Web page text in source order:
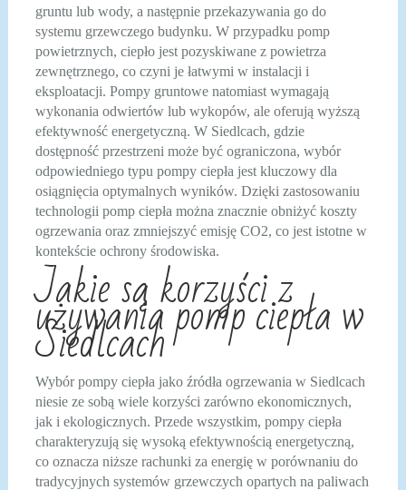
gruntu lub wody, a następnie przekazywania go do
systemu grzewczego budynku. W przypadku pomp
powietrznych, ciepło jest pozyskiwane z powietrza
zewnętrznego, co czyni je łatwymi w instalacji i
eksploatacji. Pompy gruntowe natomiast wymagają
wykonania odwiertów lub wykopów, ale oferują wyższą
efektywność energetyczną. W Siedlcach, gdzie
dostępność przestrzeni może być ograniczona, wybór
odpowiedniego typu pompy ciepła jest kluczowy dla
osiągnięcia optymalnych wyników. Dzięki zastosowaniu
technologii pomp ciepła można znacznie obniżyć koszty
ogrzewania oraz zmniejszyć emisję CO2, co jest istotne w
kontekście ochrony środowiska.
Jakie są korzyści z
używania pomp ciepła w
Siedlcach
Wybór pompy ciepła jako źródła ogrzewania w Siedlcach
niesie ze sobą wiele korzyści zarówno ekonomicznych,
jak i ekologicznych. Przede wszystkim, pompy ciepła
charakteryzują się wysoką efektywnością energetyczną,
co oznacza niższe rachunki za energię w porównaniu do
tradycyjnych systemów grzewczych opartych na paliwach